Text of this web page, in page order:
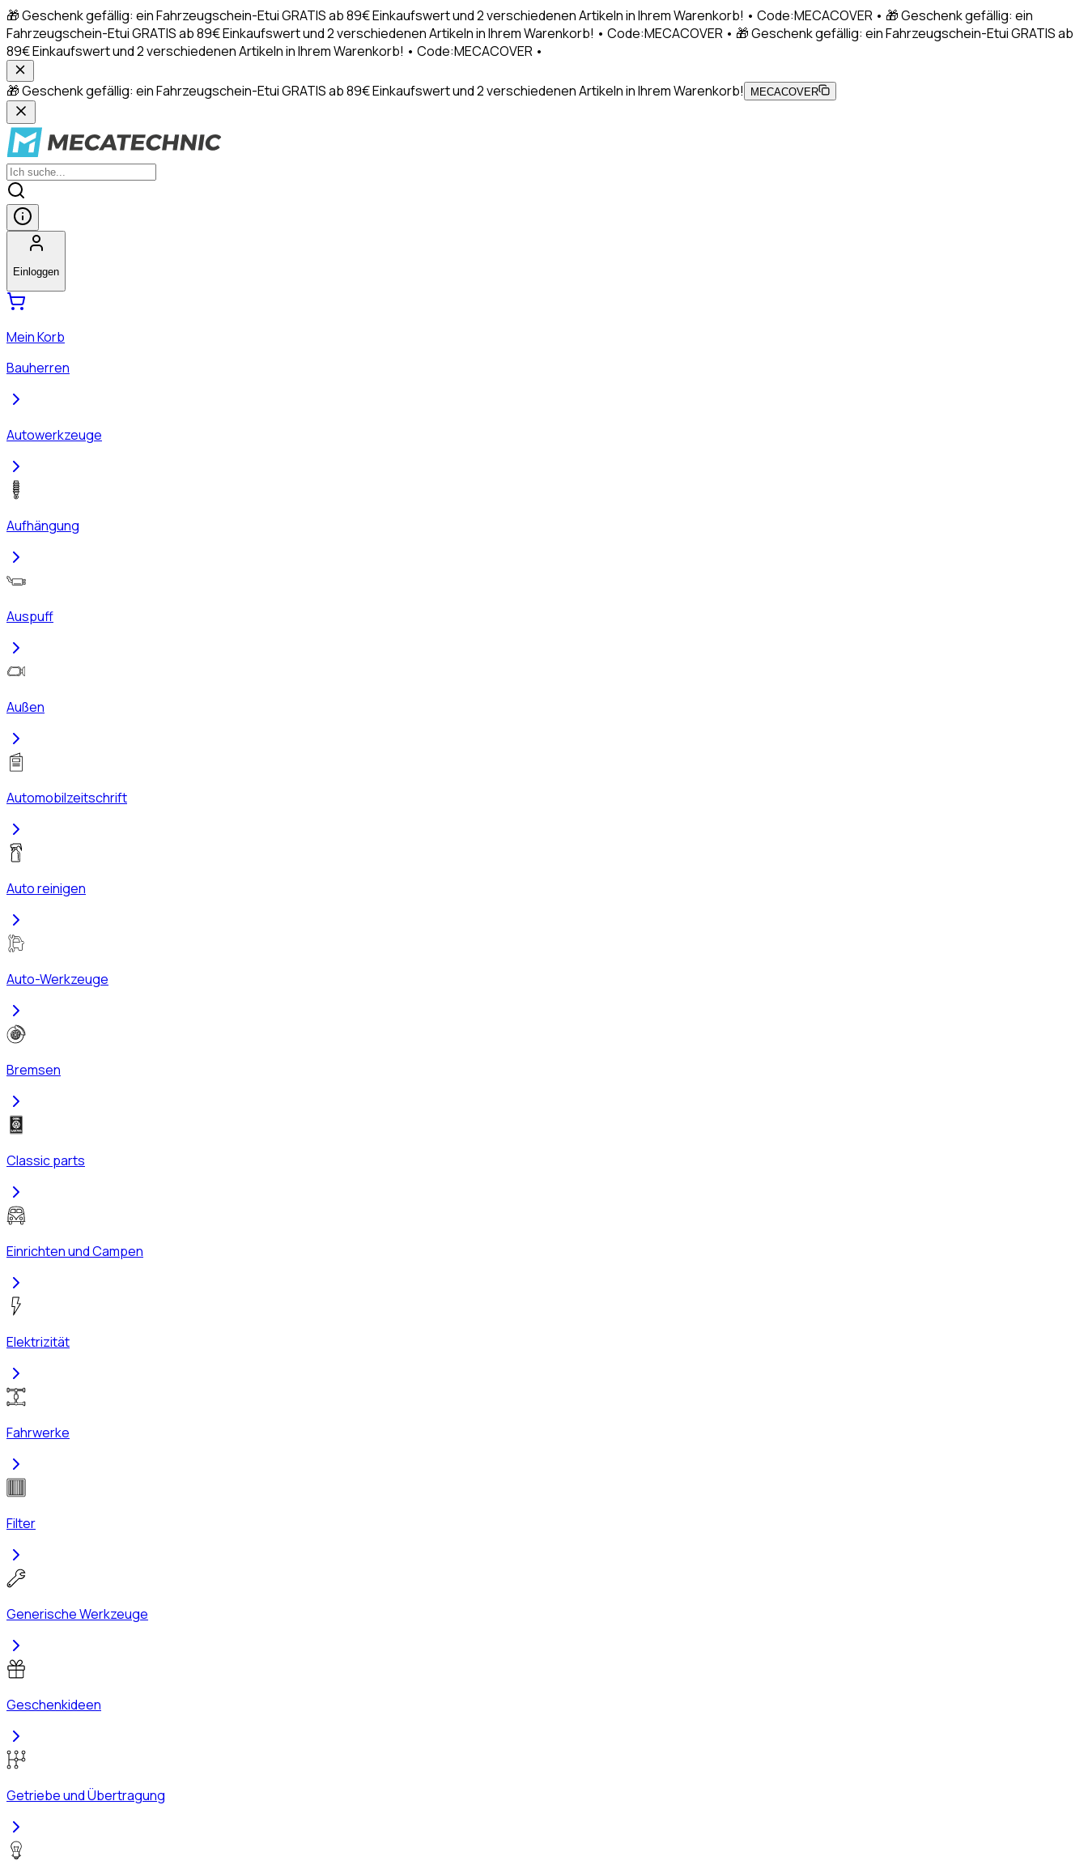
🎁 Geschenk gefällig: ein Fahrzeugschein-Etui GRATIS ab 89€ Einkaufswert und 2 verschiedenen Artikeln in Ihrem Warenkorb! • Code:MECACOVER • 🎁 Geschenk gefällig: ein
Fahrzeugschein-Etui GRATIS ab 89€ Einkaufswert und 2 verschiedenen Artikeln in Ihrem Warenkorb! • Code:MECACOVER • 🎁 Geschenk gefällig: ein Fahrzeugschein-Etui GRATIS ab
89€ Einkaufswert und 2 verschiedenen Artikeln in Ihrem Warenkorb! • Code:MECACOVER •
🎁 Geschenk gefällig: ein Fahrzeugschein-Etui GRATIS ab 89€ Einkaufswert und 2 verschiedenen Artikeln in Ihrem Warenkorb! MECACOVER
Einloggen
Mein Korb
Bauherren
Autowerkzeuge
Aufhängung
Auspuff
Außen
Automobilzeitschrift
Auto reinigen
Auto-Werkzeuge
Bremsen
Classic parts
Einrichten und Campen
Elektrizität
Fahrwerke
Filter
Generische Werkzeuge
Geschenkideen
Getriebe und Übertragung